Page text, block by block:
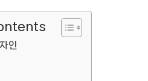
인